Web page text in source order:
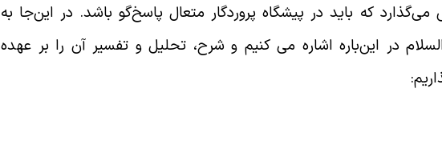
که باید در پیشگاه پروردگار متعال پاسخ‌گو باشد. در این‌جا به
در این‌باره اشاره می کنیم و شرح، تحلیل و تفسیر آن را بر عهده